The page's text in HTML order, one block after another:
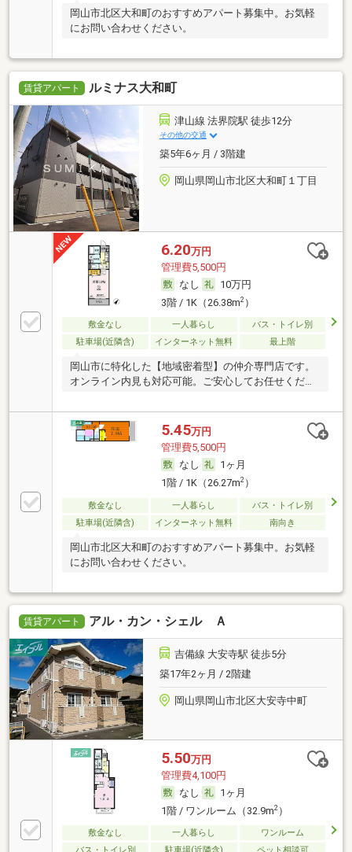
岡山市北区大和町のおすすめアパート募集中。お気軽
にお問い合わせください。
賃貸アパート ルミナス大和町
津山線 法界院駅 徒歩12分
その他の交通
築5年6ヶ月 / 3階建
岡山県岡山市北区大和町１丁目
6.20万円
管理費5,500円
なし
10万円
3階 / 1K（26.38m2）
敷金なし 一人暮らし
バス・トイレ別
駐車場(近隣含)
インターネット無料 最上階
岡山市に特化した【地域密着型】の仲介専門店です。
オンライン内見も対応可能。ご安心してお任せくださ
5.45万円
管理費5,500円
なし
1ヶ月
1階 / 1K（26.27m2）
敷金なし 一人暮らし
バス・トイレ別
駐車場(近隣含)
インターネット無料 南向き
岡山市北区大和町のおすすめアパート募集中。お気軽
にお問い合わせください。
賃貸アパート アル・カン・シェル Ａ
吉備線 大安寺駅 徒歩5分
築17年2ヶ月 / 2階建
岡山県岡山市北区大安寺中町
5.50万円
管理費4,100円
なし
1ヶ月
1階 / ワンルーム（32.9m2）
敷金なし 一人暮らし
ワンルーム